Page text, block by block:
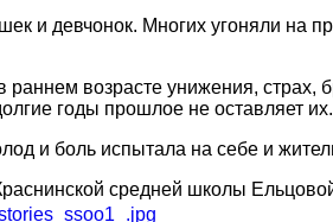
и девчонок. Многих угоняли
возрасте унижения,
годы прошлое не оставляет их.
и боль испытала на себе и
средней школы